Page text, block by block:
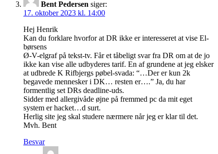
Bent Pedersen siger:
17. oktober 2023 kl. 14:00
Hej Henrik
Kan du forklare hvorfor at DR ikke er interesseret at vise El-
børsens
Ø-V-elgraf på tekst-tv. Får et tåbeligt svar fra DR om at de jo
ikke kan vise alle udbyderes tarif. En af grundene at jeg elsker
at udbrede K Rifbjergs pøbel-svada: “…Der er kun 2k
begavede mennesker i DK… resten er….” Ja, du har
formentlig set DRs deadline-uds.
Sidder med allergivåde øjne på fremmed pc da mit eget
system er hacket…d surt.
Herlig site jeg skal studere nærmere når jeg er klar til det.
Mvh. Bent
Besvar